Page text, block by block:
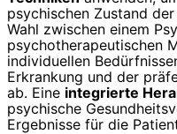
psychischen Zustand
Wahl zwischen einem
psychotherapeutischen
individuellen
Erkrankung und der
ab. Eine integrierte
psychische
Ergebnisse für die